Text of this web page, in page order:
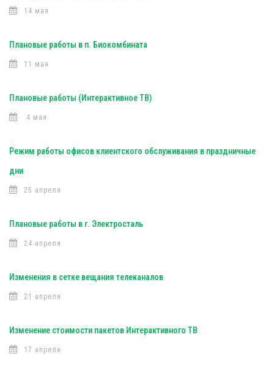
14 мая
Плановые работы в п. Биокомбината
11 мая
Плановые работы (Интерактивное ТВ)
4 мая
Режим работы офисов клиентского обслуживания в праздничные
дни
25 апреля
Плановые работы в г. Электросталь
24 апреля
Изменения в сетке вещания телеканалов
21 апреля
Изменение стоимости пакетов Интерактивного ТВ
17 апреля